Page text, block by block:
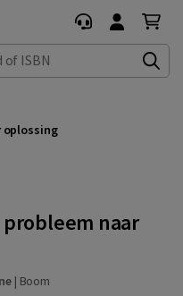
oplossing
naar
| Boom